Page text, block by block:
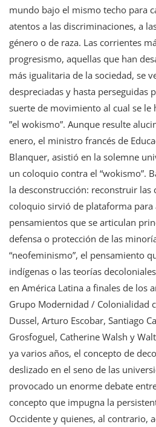
mundo bajo el mismo techo para
atentos a las discriminaciones, a
género o de raza. Las corrientes
progresismo, aquellas que han
más igualitaria de la sociedad, se
despreciadas y hasta perseguidas
suerte de movimiento al cual se le
”el wokismo”. Aunque resulte
enero, el ministro francés de
Blanquer, asistió en la solemne
un coloquio contra el “wokismo”.
la desconstrucción: reconstruir las
coloquio sirvió de plataforma para
pensamientos que se articulan
defensa o protección de las
“neofeminismo”, el pensamiento
indígenas o las teorías
en América Latina a finales de los
Grupo Modernidad / Colonialidad
Dussel, Arturo Escobar, Santiago
Grosfoguel, Catherine Walsh y
ya varios años, el concepto de
deslizado en el seno de las
provocado un enorme debate
concepto que impugna la
Occidente y quienes, al contrario,